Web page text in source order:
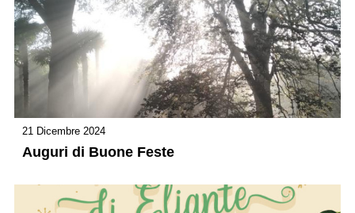
21 Dicembre 2024
Auguri di Buone Feste